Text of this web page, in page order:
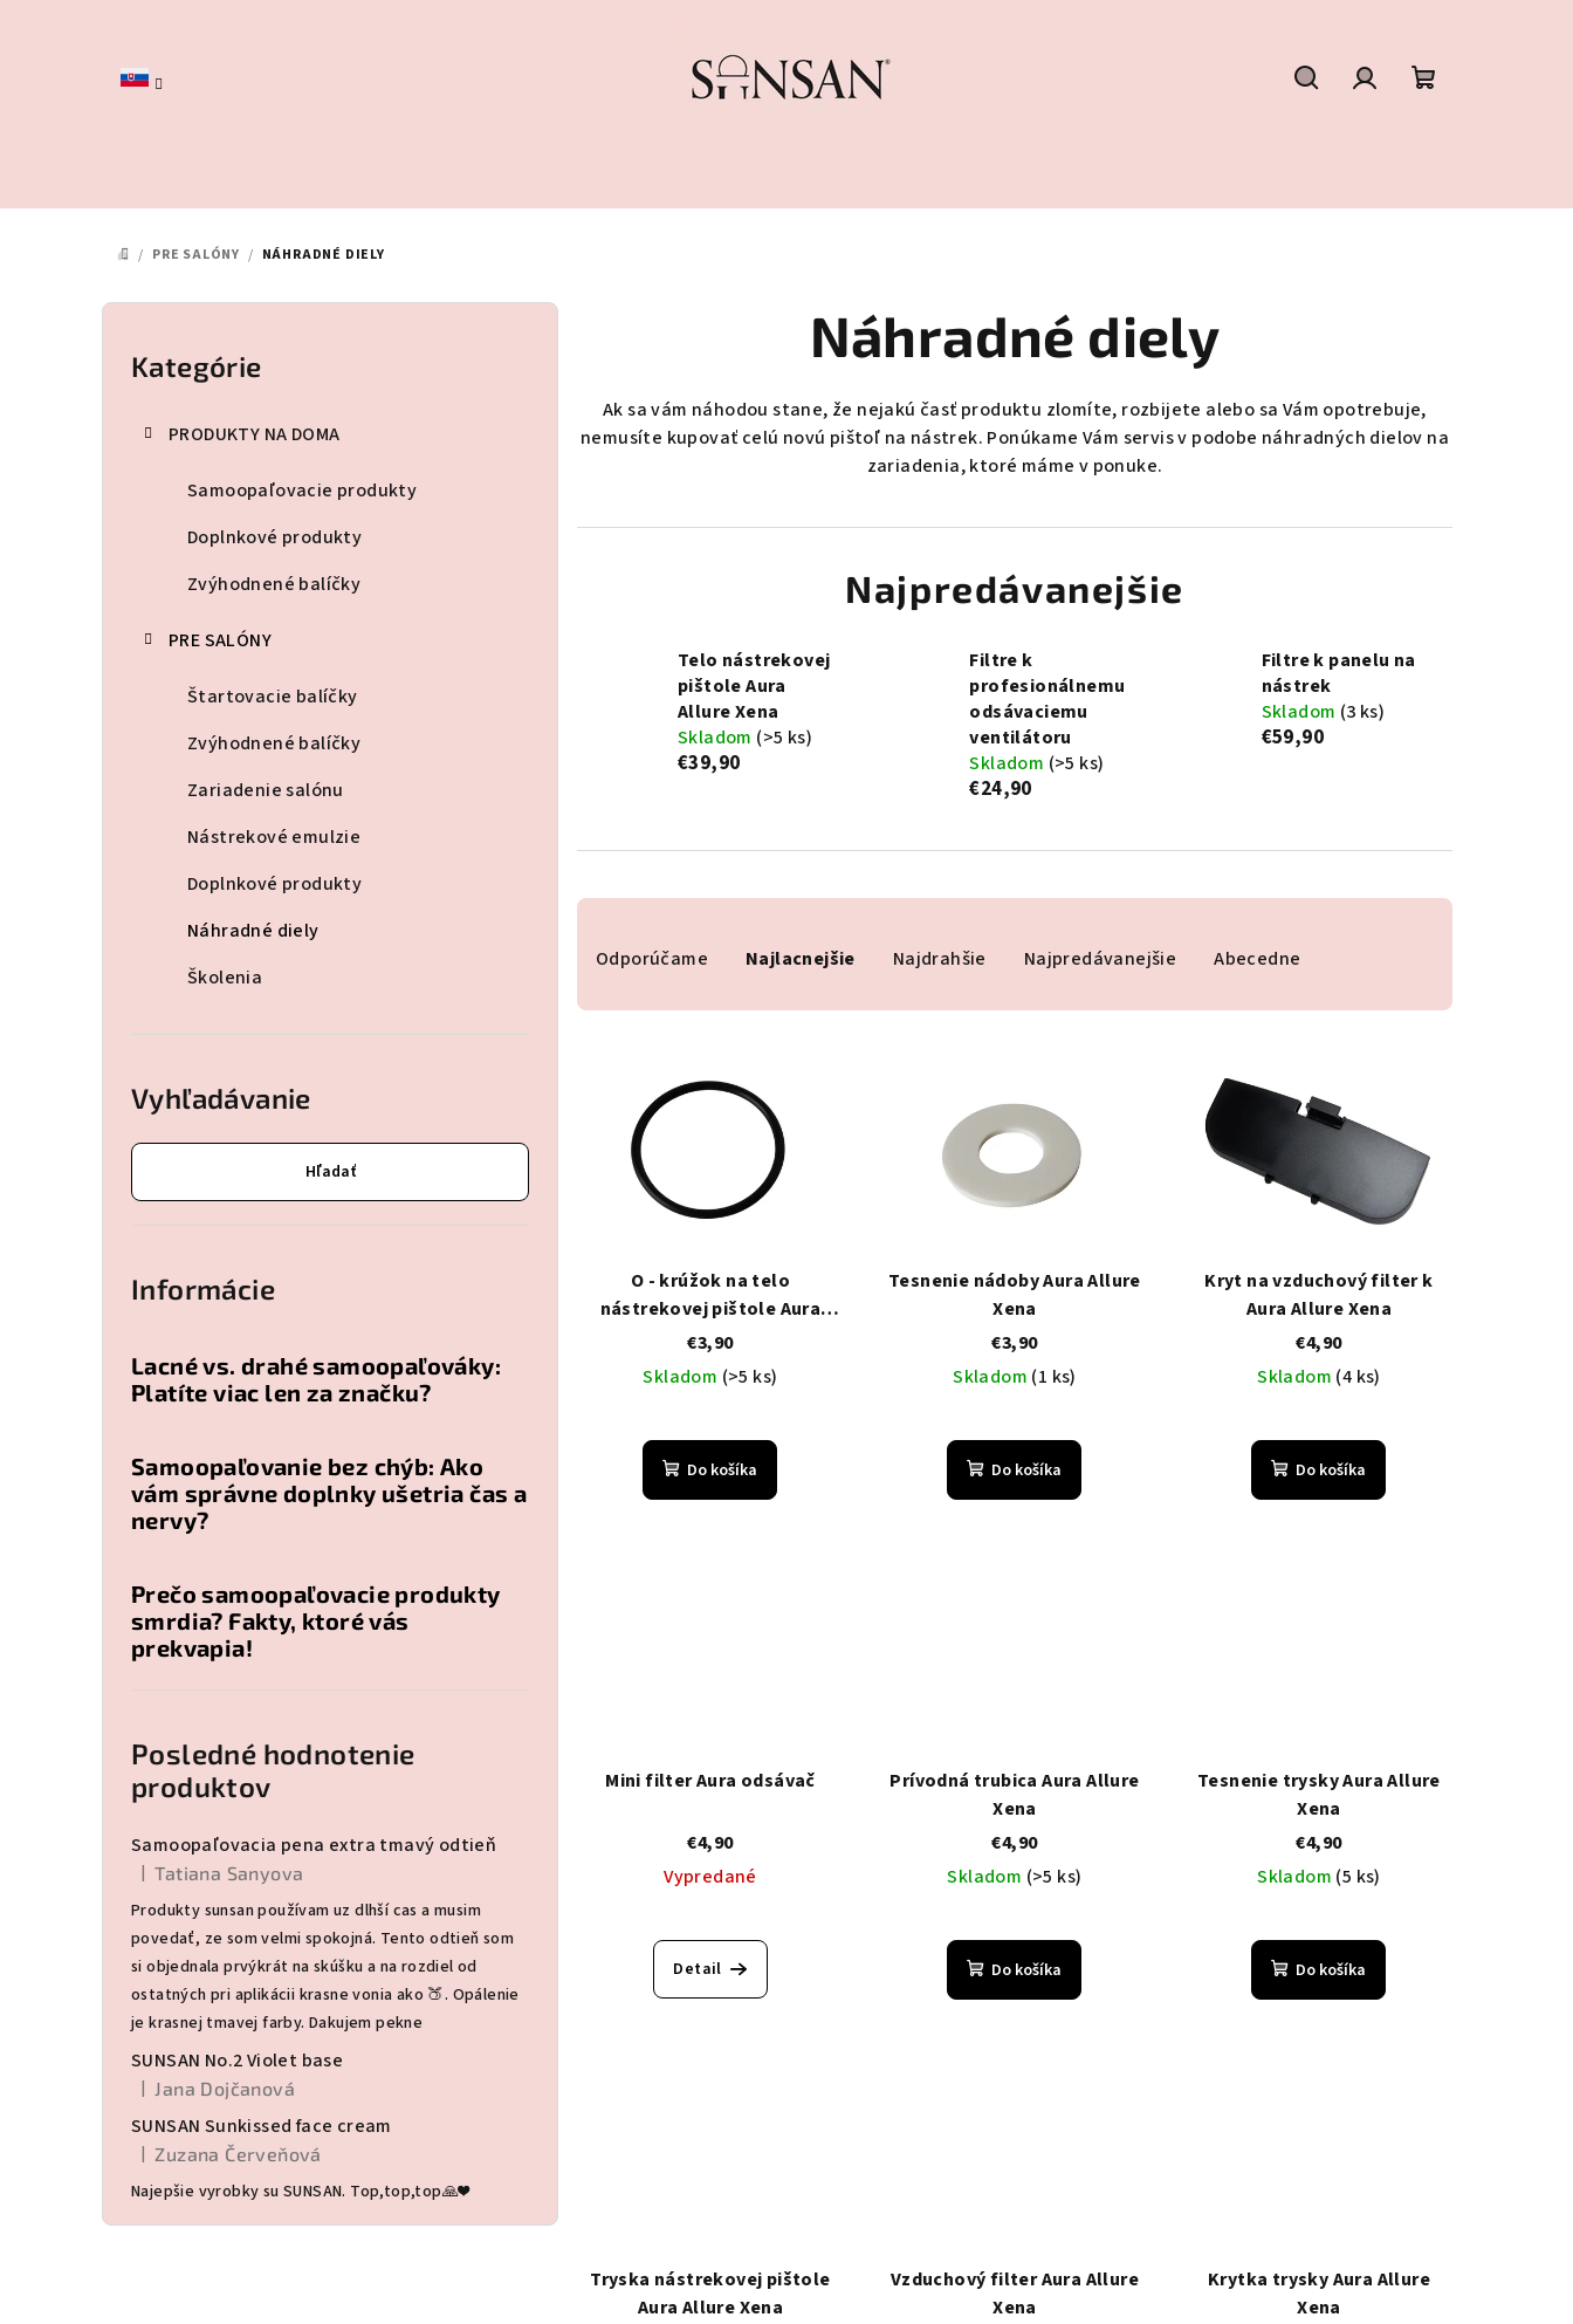
DOMOV
/ PRE SALÓNY / NÁHRADNÉ DIELY
B
Preskočiť
kategórie
Kategórie
PRODUKTY NA DOMA
Samoopaľovacie produkty
Doplnkové produkty
Zvýhodnené balíčky
PRE SALÓNY
Štartovacie balíčky
Zvýhodnené balíčky
Zariadenie salónu
Nástrekové emulzie
Doplnkové produkty
Náhradné diely
Školenia
Vyhľadávanie
Hľadať
Informácie
Lacné vs. drahé samoopaľováky:
Platíte viac len za značku?
Samoopaľovanie bez chýb: Ako
vám správne doplnky ušetria čas a
nervy?
Prečo samoopaľovacie produkty
smrdia? Fakty, ktoré vás
prekvapia!
Posledné hodnotenie
produktov
Samoopaľovacia pena extra tmavý odtieň
Hodnotenie produktu je 5 z 5 hviezdičiek.
Tatiana Sanyova
Produkty sunsan používam uz dlhší cas a musim
povedať, ze som velmi spokojná. Tento odtieň som
si objednala prvýkrát na skúšku a na rozdiel od
ostatných pri aplikácii krasne vonia ako 🍑. Opálenie
je krasnej tmavej farby. Dakujem pekne
SUNSAN No.2 Violet base
Hodnotenie produktu je 5 z 5 hviezdičiek.
Jana Dojčanová
SUNSAN Sunkissed face cream
Hodnotenie produktu je 5 z 5 hviezdičiek.
Zuzana Červeňová
Najepšie vyrobky su SUNSAN. Top,top,top🙏❤️
Náhradné diely
Ak sa vám náhodou stane, že nejakú časť produktu zlomíte, rozbijete alebo sa Vám opotrebuje,
nemusíte kupovať celú novú pištoľ na nástrek. Ponúkame Vám servis v podobe náhradných dielov na
zariadenia, ktoré máme v ponuke.
Najpredávanejšie
Telo nástrekovej
pištole Aura
Allure Xena
Skladom (>5 ks)
€39,90
Filtre k
profesionálnemu
odsávaciemu
ventilátoru
Skladom (>5 ks)
€24,90
Filtre k panelu na
nástrek
Skladom (3 ks)
€59,90
a
d
Odporúčame Najlacnejšie Najdrahšie Najpredávanejšie Abecedne
O - krúžok na telo
nástrekovej pištole Aura
Allure Xena
€3,90
Skladom (>5 ks)
Do košíka
Tesnenie nádoby Aura Allure
Xena
€3,90
Skladom (1 ks)
Do košíka
Kryt na vzduchový filter k
Aura Allure Xena
€4,90
Skladom (4 ks)
Do košíka
Mini filter Aura odsávač
€4,90
Vypredané
Detail
Prívodná trubica Aura Allure
Xena
€4,90
Skladom (>5 ks)
Do košíka
Tesnenie trysky Aura Allure
Xena
€4,90
Skladom (5 ks)
Do košíka
Tryska nástrekovej pištole
Aura Allure Xena
Vzduchový filter Aura Allure
Xena
Krytka trysky Aura Allure
Xena